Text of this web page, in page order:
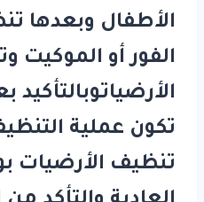
الأطفال وبعدها
الفور أو الموكيت
تكون عملية
تنظيف الأرضيات